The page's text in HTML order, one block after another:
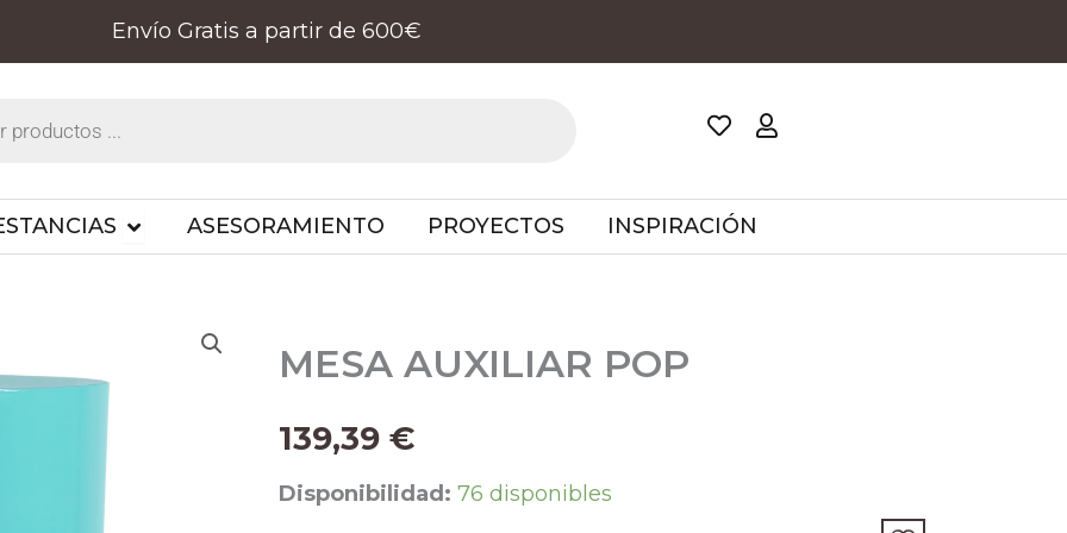
Envío Gratis a partir de 600€
OPEN ESTANCIAS
ASESORAMIENTO PROYECTOS INSPIRACIÓN
MESA AUXILIAR POP
139,39 €
Disponibilidad: 76 disponibles
MESA
AUXILIAR